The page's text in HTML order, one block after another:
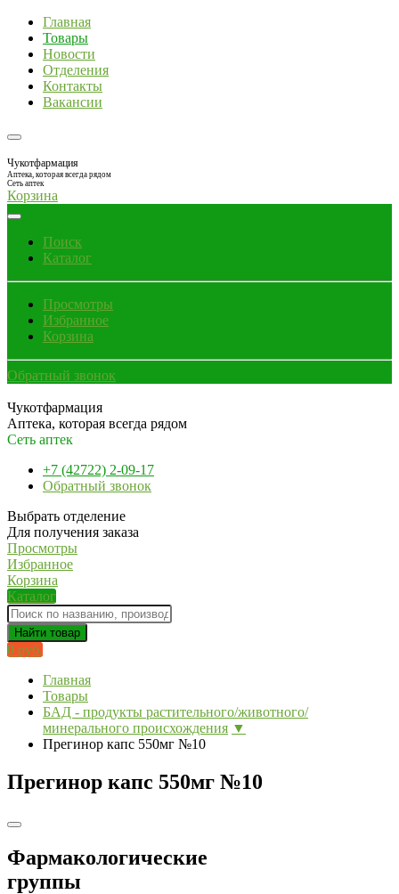
Главная
Товары
Новости
Отделения
Контакты
Вакансии
Чукотфармация
Аптека, которая всегда рядом
Сеть аптек
Корзина
Поиск
Каталог
Просмотры
Избранное
Корзина
Обратный звонок
Чукотфармация
Аптека, которая всегда рядом
Сеть аптек
+7 (42722) 2-09-17
Обратный звонок
Выбрать отделение
Для получения заказа
Просмотры
Избранное
Корзина
Каталог
Найти товар
0 руб.
Главная
Товары
БАД - продукты растительного/животного/
минерального происхождения ▼
Прегинор капс 550мг №10
Прегинор капс 550мг №10
Фармакологические
группы